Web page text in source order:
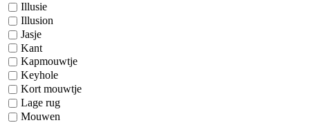
Illusie
Illusion
Jasje
Kant
Kapmouwtje
Keyhole
Kort mouwtje
Lage rug
Mouwen